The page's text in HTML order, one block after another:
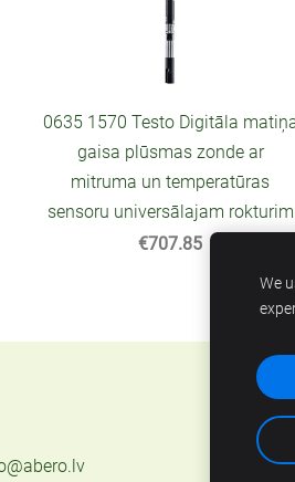
0635 1570 Testo Digitāla
gaisa plūsmas zonde ar
mitruma un temperatūras
sensoru universālajam rokturim
€707.85
We